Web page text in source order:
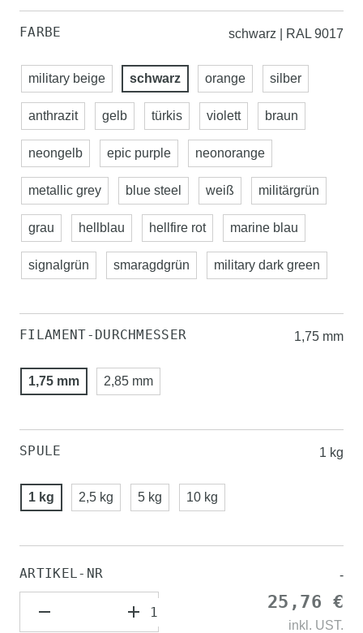
FARBE schwarz | RAL 9017
military beige schwarz orange silber
anthrazit gelb türkis violett braun
neongelb epic purple neonorange
metallic grey blue steel weiß militärgrün
grau hellblau hellfire rot marine blau
signalgrün smaragdgrün military dark green
FILAMENT-DURCHMESSER 1,75 mm
1,75 mm 2,85 mm
SPULE 1 kg
1 kg 2,5 kg 5 kg 10 kg
ARTIKEL-NR -
25,76 €
inkl. UST.